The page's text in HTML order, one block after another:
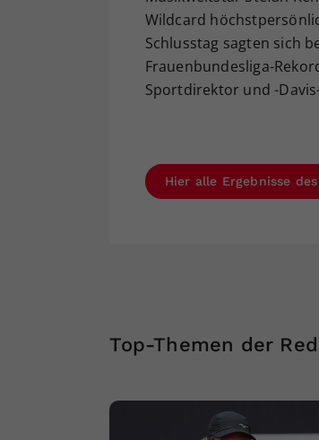
Wildcard
Schlusstag sagten sich
Frauenbundesliga-
Sportdirektor und -
Hier alle Ergebnisse
Top-Themen der